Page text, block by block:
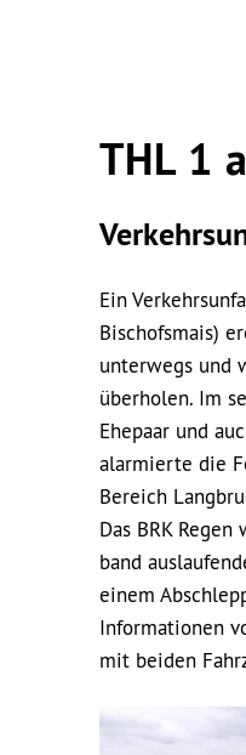
THL 1
Ein
Bischofsmais)
unterwegs und
überholen. Im
Ehepaar und
alarmierte die
Bereich
Das BRK
band
einem
Informationen
mit beiden